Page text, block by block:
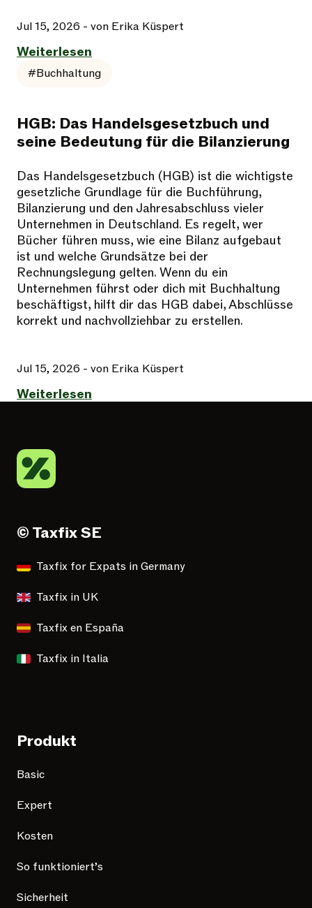
Jul 15, 2026 - von Erika Küspert
Weiterlesen
#Buchhaltung
HGB: Das Handelsgesetzbuch und
seine Bedeutung für die Bilanzierung
Das Handelsgesetzbuch (HGB) ist die wichtigste
gesetzliche Grundlage für die Buchführung,
Bilanzierung und den Jahresabschluss vieler
Unternehmen in Deutschland. Es regelt, wer
Bücher führen muss, wie eine Bilanz aufgebaut
ist und welche Grundsätze bei der
Rechnungslegung gelten. Wenn du ein
Unternehmen führst oder dich mit Buchhaltung
beschäftigst, hilft dir das HGB dabei, Abschlüsse
korrekt und nachvollziehbar zu erstellen.
Jul 15, 2026 - von Erika Küspert
Weiterlesen
© Taxfix SE
Taxfix for Expats in Germany
Taxfix in UK
Taxfix en España
Taxfix in Italia
Produkt
Basic
Expert
Kosten
So funktioniert’s
Sicherheit